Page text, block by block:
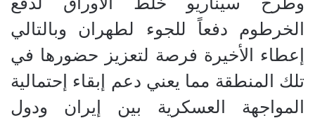
الخرطوم دفعاً للجوء لطهران وبالتالي
إعطاء الأخيرة فرصة لتعزيز حضورها في
تلك المنطقة مما يعني دعم إبقاء إحتمالية
المواجهة العسكرية بين إيران ودول